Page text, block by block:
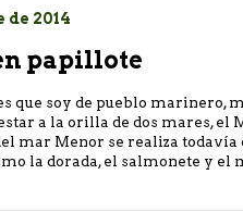
2014
papillote
que soy de pueblo marinero,
a la orilla de dos mares, el
mar Menor se realiza
la dorada, el salmonete y el